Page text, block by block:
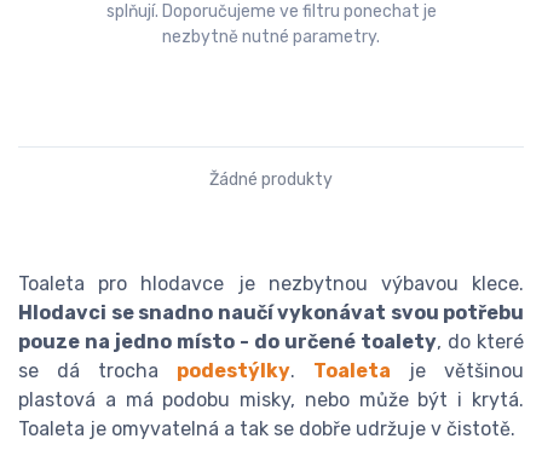
splňují. Doporučujeme ve filtru ponechat je
nezbytně nutné parametry.
Žádné produkty
Toaleta pro hlodavce je nezbytnou výbavou klece.
Hlodavci se snadno naučí vykonávat svou potřebu
pouze na jedno místo - do určené toalety, do které
se dá trocha podestýlky. Toaleta
je většinou
plastová a má podobu misky, nebo může být i krytá.
Toaleta je omyvatelná a tak se dobře udržuje v čistotě.